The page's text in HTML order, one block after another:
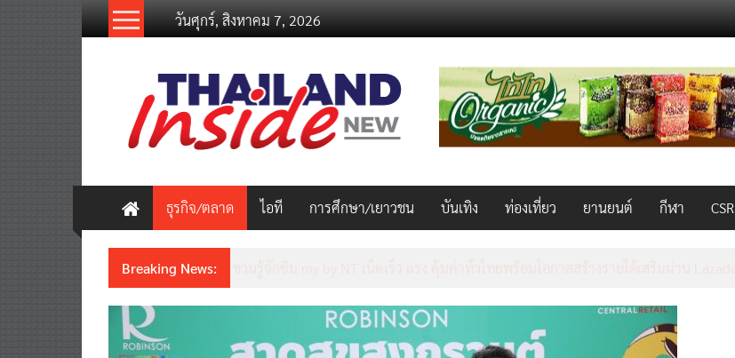
วันศุกร์, สิงหาคม 7, 2026
thailandinsidenew.com
Thailand
Inside
New
ธุรกิจ/ตลาด ไอที การศึกษา/เยาวชน บันเทิง ท่องเที่ยว ยานยนต์ กีฬา CSR
Breaking News: